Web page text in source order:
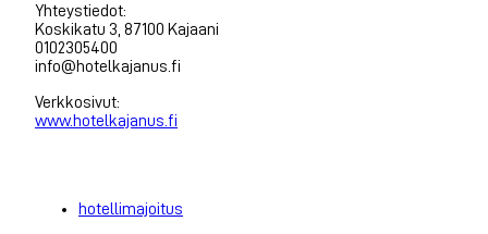
Yhteystiedot:
Koskikatu 3, 87100 Kajaani
0102305400
info@hotelkajanus.fi
Verkkosivut:
www.hotelkajanus.fi
hotellimajoitus